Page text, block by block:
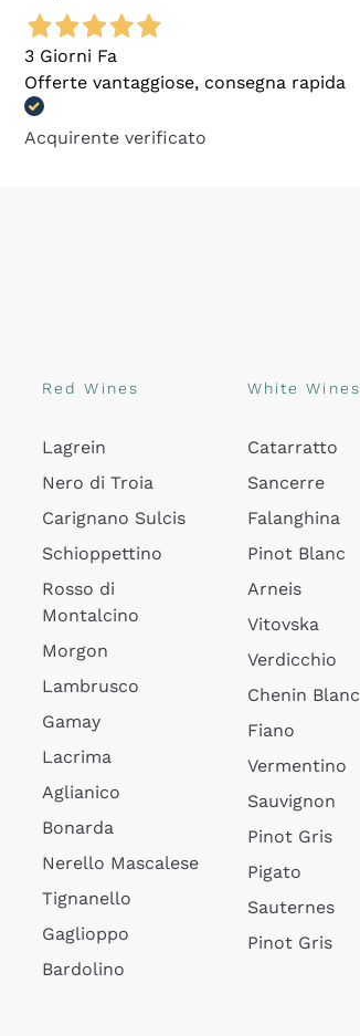
3 Giorni Fa
Offerte vantaggiose, consegna rapida
Acquirente verificato
Red Wines
Lagrein
Nero di Troia
Carignano Sulcis
Schioppettino
Rosso di
Montalcino
Morgon
Lambrusco
Gamay
Lacrima
Aglianico
Bonarda
Nerello Mascalese
Tignanello
Gaglioppo
Bardolino
White Wines
Catarratto
Sancerre
Falanghina
Pinot Blanc
Arneis
Vitovska
Verdicchio
Chenin Blanc
Fiano
Vermentino
Sauvignon
Pinot Gris
Pigato
Sauternes
Pinot Gris